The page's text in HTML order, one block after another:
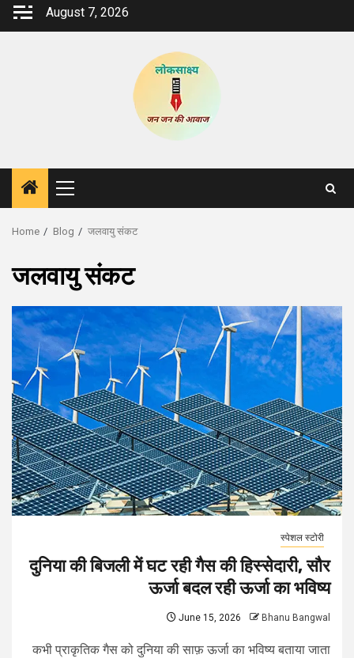
Skip
August 7, 2026
Primary
Menu
Home Blog जलवायु संकट
जलवायु संकट
स्पेशल स्टोरी
दुनिया की बिजली में घट रही गैस की हिस्सेदारी, सौर
ऊर्जा बदल रही ऊर्जा का भविष्य
June 15, 2026 Bhanu Bangwal
कभी प्राकृतिक गैस को दुनिया की साफ़ ऊर्जा का भविष्य बताया जाता